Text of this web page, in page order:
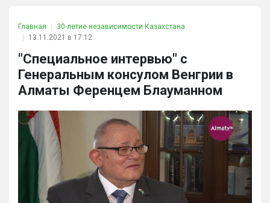
Главная
30-летие независимости Казахстана
13.11.2021 в 17:12
"Специальное интервью" с
Генеральным консулом Венгрии в
Алматы Ференцем Блауманном